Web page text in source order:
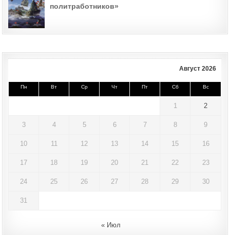
политработников»
Август 2026
Пн Вт Ср Чт Пт Сб Вс
1 2
3 4 5 6 7 8 9
10 11 12 13 14 15 16
17 18 19 20 21 22 23
24 25 26 27 28 29 30
31
« Июл